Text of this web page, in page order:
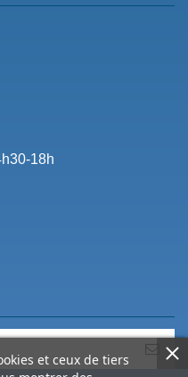
18h
et ceux de tiers